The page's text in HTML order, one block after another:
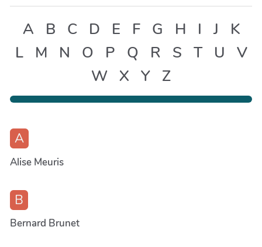
A B C D E F G H I J
K
L
M N O P Q R S T U
V
W X Y Z
A
Alise Meuris
B
Bernard Brunet